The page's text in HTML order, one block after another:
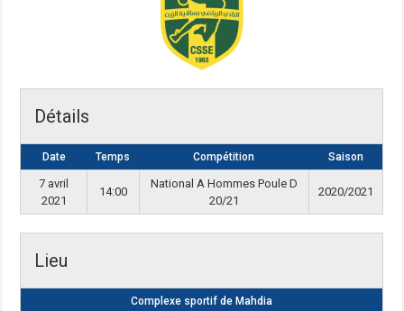
Détails
Date Temps Compétition Saison
7 avril
2021
14:00
National A Hommes Poule D
20/21
2020/2021
Lieu
Complexe sportif de Mahdia